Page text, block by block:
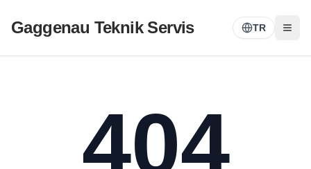
Gaggenau Teknik Servis TR
404